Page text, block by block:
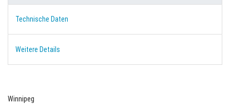
Technische Daten
Weitere Details
Winnipeg